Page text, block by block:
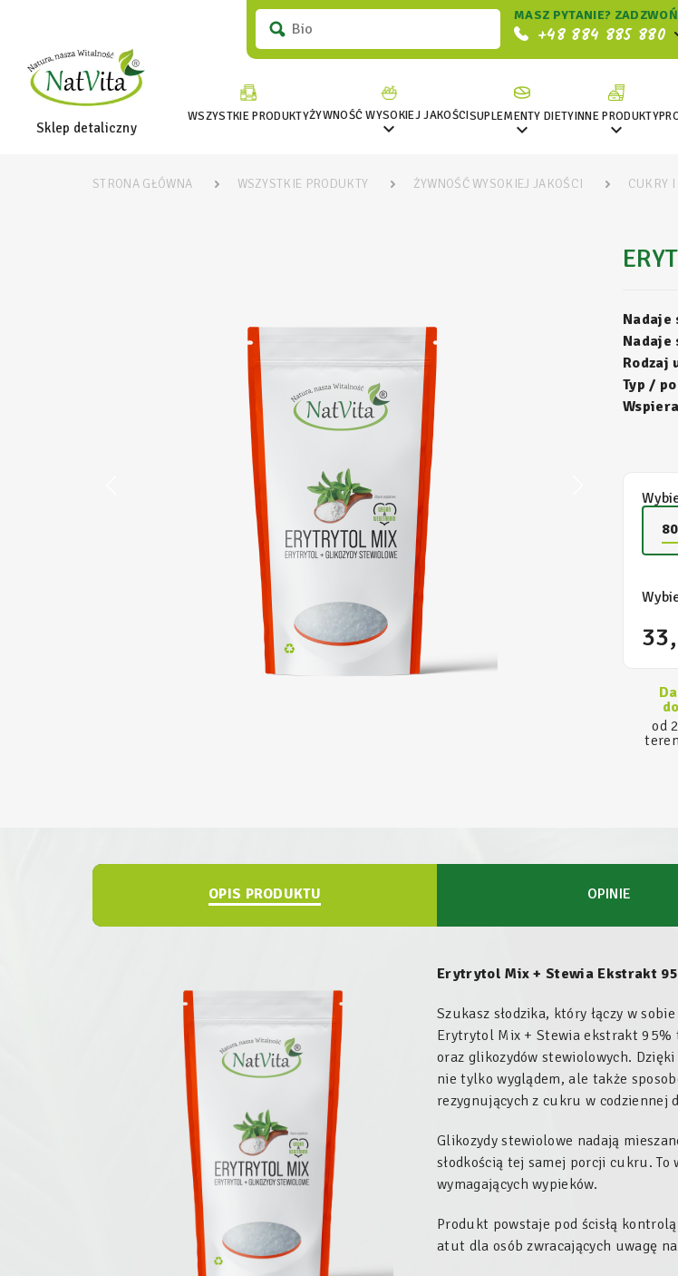
Sklep detaliczny
MASZ PYTANIE?
+48 884 885 880
WSZYSTKIE PRODUKTYŻYWNOŚĆ WYSOKIEJ JAKOŚCI

SUPLEMENTY DIETY

INNE PRODUKTY

STRONA GŁÓWNA WSZYSTKIE PRODUKTY ŻYWNOŚĆ WYSOKIEJ JAKOŚCI CUKRY
Nadaje
Nadaje
Rodzaj
Typ /
od
OPIS PRODUKTU OPINIE
Erytrytol Mix + Stewia Ekstrakt
Szukasz słodzika, który łączy w
Erytrytol Mix + Stewia ekstrakt 95%
oraz glikozydów stewiolowych.
nie tylko wyglądem, ale także
rezygnujących z cukru w codziennej
Glikozydy stewiolowe nadają
słodkością tej samej porcji cukru.
wymagających wypieków.
Produkt powstaje pod ścisłą
atut dla osób zwracających uwagę